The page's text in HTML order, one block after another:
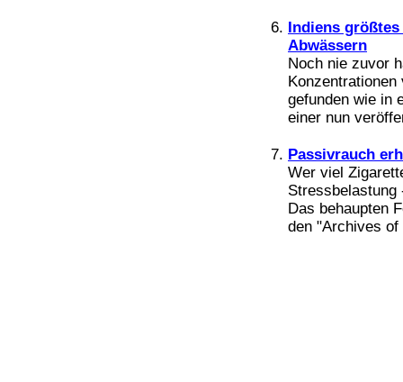
Indiens
Abwässern
Noch nie zuvor
gefunden wie in
einer nun
Passivrauch
Wer viel
Das behaupten
den "Archives of